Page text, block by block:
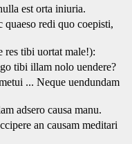
est orta iniuria.
redi quo coepisti,
tibi uortat male!):
tibi illam nolo uendere?
... Neque uendundam
adsero causa manu.
an causam meditari